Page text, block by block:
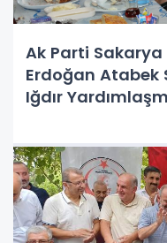
Ak Parti
Erdoğan Atabek
Iğdır